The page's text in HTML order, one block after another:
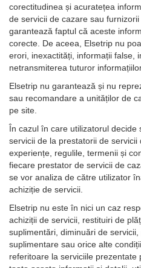
corectitudinea și acuratețea
de servicii de cazare sau
garantează faptul că aceste
corecte. De aceea, Elsetrip nu
erori, inexactități, informații false,
netransmiterea tuturor
Elsetrip nu garantează și nu
sau recomandare a unităților de
pe site.
În cazul în care utilizatorul
servicii de la prestatorii de
experiențe, regulile, termenii și
fiecare prestator de servicii de
se vor analiza de către utilizator
achiziție de servicii.
Elsetrip nu este în nici un caz
achiziții de servicii, restituiri de
suplimentări, diminuări de
suplimentare sau orice alte
referitoare la serviciile prezentate